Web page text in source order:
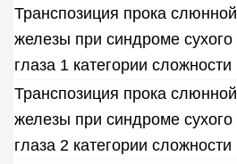
Транспозиция прока слюнной
железы при синдроме сухого
глаза 1 категории сложности
Транспозиция прока слюнной
железы при синдроме сухого
глаза 2 категории сложности